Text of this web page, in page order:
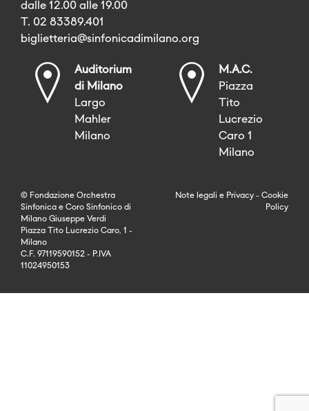
dalle 12.00 alle 19.00
T. 02 83389.401
biglietteria@sinfonicadimilano.org
Auditorium
di Milano
Largo
Mahler
Milano
M.A.C.
Piazza
Tito
Lucrezio
Caro 1
Milano
© Fondazione Orchestra
Sinfonica e Coro Sinfonico di
Milano Giuseppe Verdi
Piazza Tito Lucrezio Caro, 1 -
Milano
C.F. 97119590152 - P.IVA
11024950153
Note legali e Privacy - Cookie
Policy